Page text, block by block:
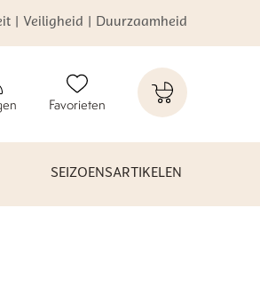
| Veiligheid | Duurzaamheid
Favorieten
SEIZOENSARTIKELEN